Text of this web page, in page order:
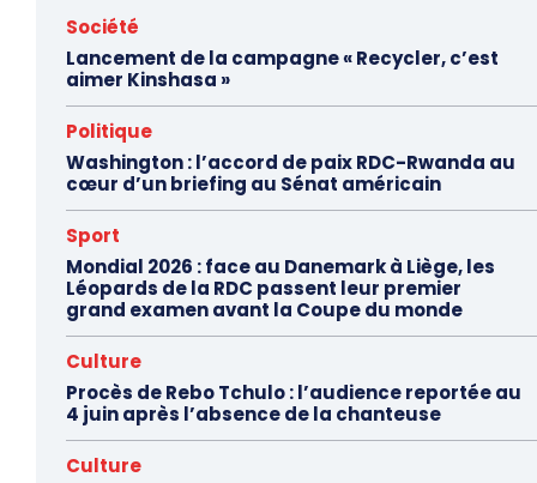
Société
Lancement de la campagne « Recycler, c’est
aimer Kinshasa »
Politique
Washington : l’accord de paix RDC-Rwanda au
cœur d’un briefing au Sénat américain
Sport
Mondial 2026 : face au Danemark à Liège, les
Léopards de la RDC passent leur premier
grand examen avant la Coupe du monde
Culture
Procès de Rebo Tchulo : l’audience reportée au
4 juin après l’absence de la chanteuse
Culture